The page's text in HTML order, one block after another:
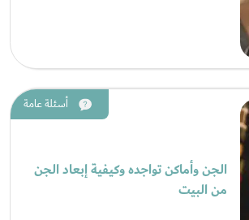
أسئلة عامة
الجن وأماكن تواجده وكيفية إبعاد الجن
من البيت